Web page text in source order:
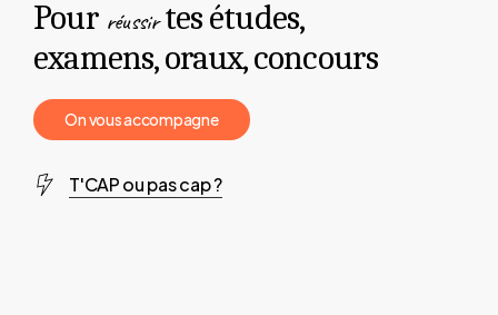
Pour réussirtes études,
examens, oraux, concours
Onvousaccompagne
T'CAP ou pas cap ?